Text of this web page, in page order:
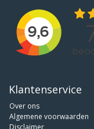
Klantenservice
Over ons
Algemene voorwaarden
Disclaimer